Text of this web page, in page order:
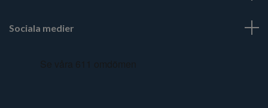
Sociala medier